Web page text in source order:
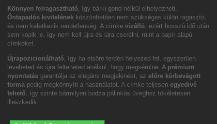
Könnyen felragasztható, így bárki gond nélkül elhelyezheti.
Öntapadós kivitelének köszönhetően nem szükséges külön ragasztó,
és nem keletkezik rendetlenség. A címke vízálló, ezért hosszú idő után
sem kopik le, így nem kell újra és újra cserélni, mint a papír alapú
címkéket.
Újrapozicionálható, így ha elsőre ferdén helyezed fel, egyszerűen
leveheted és újra felteheted anélkül, hogy megsérülne. A prémium
nyomtatás garantálja az elegáns megjelenést, az előre körbevágott
forma pedig megkönnyíti a használatot. A címke teljesen egyedivé
tehető, így szinte bármilyen bodza pálinkás üveghez tökéletesen
illeszkedik.